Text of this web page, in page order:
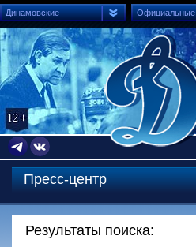
Динамовские Официальные
Пресс-центр
Результаты поиска: